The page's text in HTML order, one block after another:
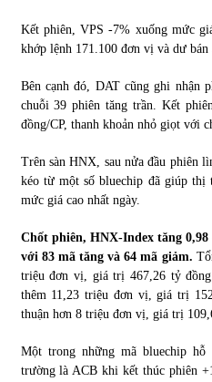
Kết phiên, VPS -7% xuống mức
khớp lệnh 171.100 đơn vị và dư bán
Bên cạnh đó, DAT cũng ghi nhận
chuỗi 39 phiên tăng trần. Kết
đồng/CP, thanh khoản nhỏ giọt với
Trên sàn HNX, sau nửa đầu phiên
kéo từ một số bluechip đã giúp thị
mức giá cao nhất ngày.
Chốt phiên, HNX-Index tăng 0,98
với 83 mã tăng và 64 mã giảm.
triệu đơn vị, giá trị 467,26 tỷ
thêm 11,23 triệu đơn vị, giá trị
thuận hơn 8 triệu đơn vị, giá trị
Một trong những mã bluechip
trường là ACB khi kết thúc phiên